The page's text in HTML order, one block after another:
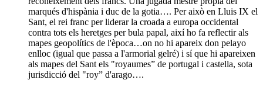
marqués d'hispània i duc de la gotia…. Per això en Lluis IX el
Sant, el rei franc per liderar la croada a europa occidental
contra tots els heretges per bula papal, així ho fa reflectir als
mapes geopolítics de l'època…on no hi apareix don pelayo
enlloc (igual que passa a l'armorial gelré) i sí que hi apareixen
als mapes del Sant els "royaumes” de portugal i castella, sota
jurisdicció del "roy” d'arago….